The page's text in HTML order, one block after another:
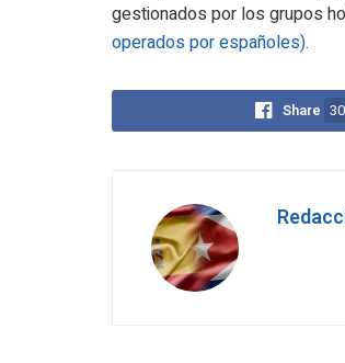
gestionados por los grupos
operados por españoles).
Share 30